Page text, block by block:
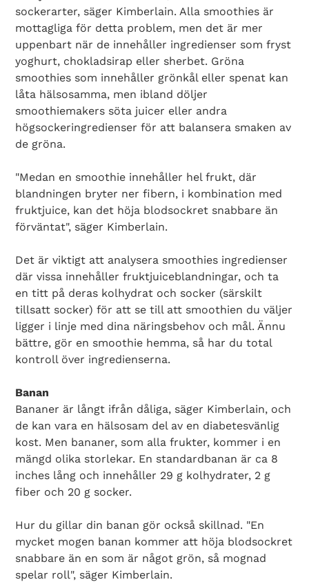
sockerarter, säger Kimberlain. Alla smoothies är
mottagliga för detta problem, men det är mer
uppenbart när de innehåller ingredienser som fryst
yoghurt, chokladsirap eller sherbet. Gröna
smoothies som innehåller grönkål eller spenat kan
låta hälsosamma, men ibland döljer
smoothiemakers söta juicer eller andra
högsockeringredienser för att balansera smaken av
de gröna.
"Medan en smoothie innehåller hel frukt, där
blandningen bryter ner fibern, i kombination med
fruktjuice, kan det höja blodsockret snabbare än
förväntat", säger Kimberlain.
Det är viktigt att analysera smoothies ingredienser
där vissa innehåller fruktjuiceblandningar, och ta
en titt på deras kolhydrat och socker (särskilt
tillsatt socker) för att se till att smoothien du väljer
ligger i linje med dina näringsbehov och mål. Ännu
bättre, gör en smoothie hemma, så har du total
kontroll över ingredienserna.
Banan
Bananer är långt ifrån dåliga, säger Kimberlain, och
de kan vara en hälsosam del av en diabetesvänlig
kost. Men bananer, som alla frukter, kommer i en
mängd olika storlekar. En standardbanan är ca 8
inches lång och innehåller 29 g kolhydrater, 2 g
fiber och 20 g socker.
Hur du gillar din banan gör också skillnad. "En
mycket mogen banan kommer att höja blodsockret
snabbare än en som är något grön, så mognad
spelar roll", säger Kimberlain.